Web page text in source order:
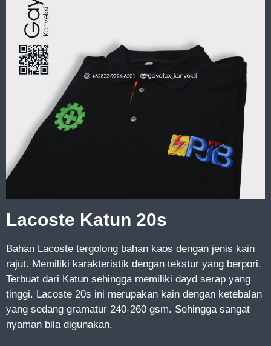
Lacoste Katun 20s
Bahan Lacoste tergolong bahan kaos dengan jenis kain
rajut. Memiliki karakteristik dengan tekstur yang berpori.
Terbuat dari Katun sehingga memiliki dayd serap yang
tinggi. Lacoste 20s ini merupakan kain dengan ketebalan
yang sedang gramatur 240-260 gsm. Sehingga sangat
nyaman bila digunakan.